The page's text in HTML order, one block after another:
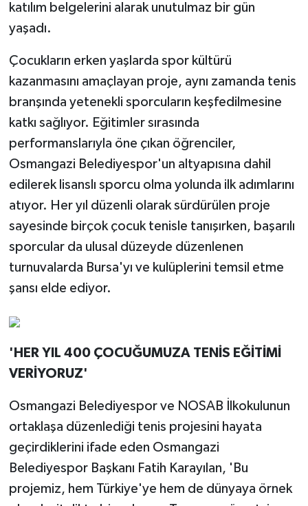
katılım belgelerini alarak unutulmaz bir gün
yaşadı.
Çocukların erken yaşlarda spor kültürü
kazanmasını amaçlayan proje, aynı zamanda tenis
branşında yetenekli sporcuların keşfedilmesine
katkı sağlıyor. Eğitimler sırasında
performanslarıyla öne çıkan öğrenciler,
Osmangazi Belediyespor'un altyapısına dahil
edilerek lisanslı sporcu olma yolunda ilk adımlarını
atıyor. Her yıl düzenli olarak sürdürülen proje
sayesinde birçok çocuk tenisle tanışırken, başarılı
sporcular da ulusal düzeyde düzenlenen
turnuvalarda Bursa'yı ve kulüplerini temsil etme
şansı elde ediyor.
'HER YIL 400 ÇOCUĞUMUZA TENİS EĞİTİMİ
VERİYORUZ'
Osmangazi Belediyespor ve NOSAB İlkokulunun
ortaklaşa düzenlediği tenis projesini hayata
geçirdiklerini ifade eden Osmangazi
Belediyespor Başkanı Fatih Karayılan, 'Bu
projemiz, hem Türkiye'ye hem de dünyaya örnek